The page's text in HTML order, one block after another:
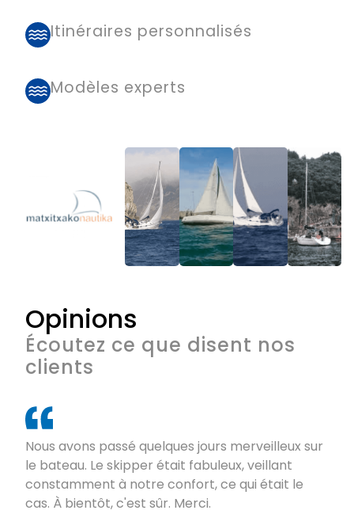
Itinéraires personnalisés
Modèles experts
Opinions
Écoutez ce que disent nos
clients
Nous avons passé quelques jours merveilleux sur
le bateau. Le skipper était fabuleux, veillant
constamment à notre confort, ce qui était le
cas. À bientôt, c'est sûr. Merci.